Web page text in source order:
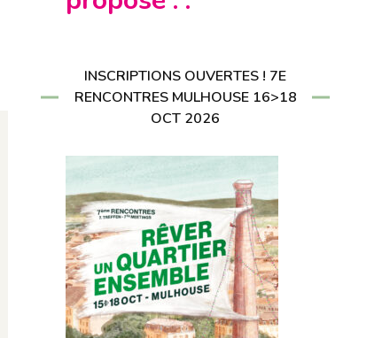
INSCRIPTIONS OUVERTES ! 7E
RENCONTRES MULHOUSE 16>18
OCT 2026